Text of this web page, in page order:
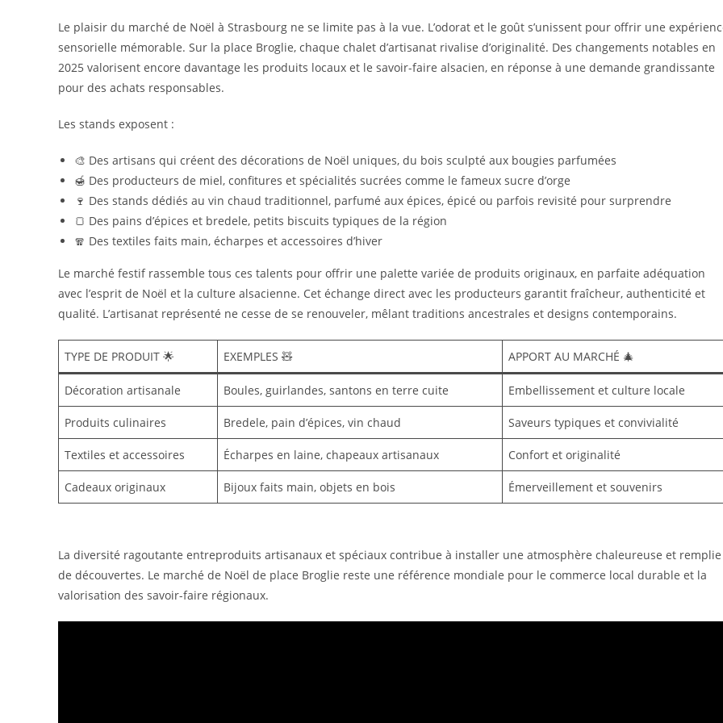
Le plaisir du marché de Noël à Strasbourg ne se limite pas à la vue. L’odorat et le goût s’unissent pour offrir une
sensorielle mémorable. Sur la place Broglie, chaque chalet d’artisanat rivalise d’originalité. Des changements notables en
2025 valorisent encore davantage les produits locaux et le savoir-faire alsacien, en réponse à une demande grandissante
pour des achats responsables.
Les stands exposent :
🎨 Des artisans qui créent des décorations de Noël uniques, du bois sculpté aux bougies parfumées
🍯 Des producteurs de miel, confitures et spécialités sucrées comme le fameux sucre d’orge
🍷 Des stands dédiés au vin chaud traditionnel, parfumé aux épices, épicé ou parfois revisité pour surprendre
🍞 Des pains d’épices et bredele, petits biscuits typiques de la région
🧣 Des textiles faits main, écharpes et accessoires d’hiver
Le marché festif rassemble tous ces talents pour offrir une palette variée de produits originaux, en parfaite adéquation
avec l’esprit de Noël et la culture alsacienne. Cet échange direct avec les producteurs garantit fraîcheur, authenticité et
qualité. L’artisanat représenté ne cesse de se renouveler, mêlant traditions ancestrales et designs contemporains.
TYPE DE PRODUIT 🌟 EXEMPLES 🧸 APPORT AU MARCHÉ 🎄
Décoration artisanale Boules, guirlandes, santons en terre cuite Embellissement et culture locale
Produits culinaires Bredele, pain d’épices, vin chaud Saveurs typiques et convivialité
Textiles et accessoires Écharpes en laine, chapeaux artisanaux Confort et originalité
Cadeaux originaux Bijoux faits main, objets en bois Émerveillement et souvenirs
La diversité ragoutante entreproduits artisanaux et spéciaux contribue à installer une atmosphère chaleureuse et remplie
de découvertes. Le marché de Noël de place Broglie reste une référence mondiale pour le commerce local durable et la
valorisation des savoir-faire régionaux.